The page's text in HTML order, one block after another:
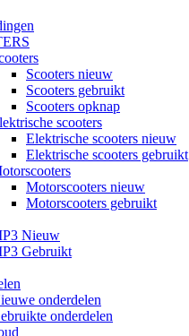
Scooters nieuw
Scooters gebruikt
Scooters opknap
scooters
Elektrische scooters nieuw
Elektrische scooters gebruikt
Motorscooters nieuw
Motorscooters gebruikt
Nieuw
Gebruikt
onderdelen
onderdelen